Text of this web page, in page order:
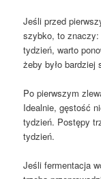
Jeśli przed
szybko, to znaczy:
tydzień, warto
żeby było bardziej
Po pierwszym
Idealnie, gęstość
tydzień. Postępy
tydzień.
Jeśli fermentacja